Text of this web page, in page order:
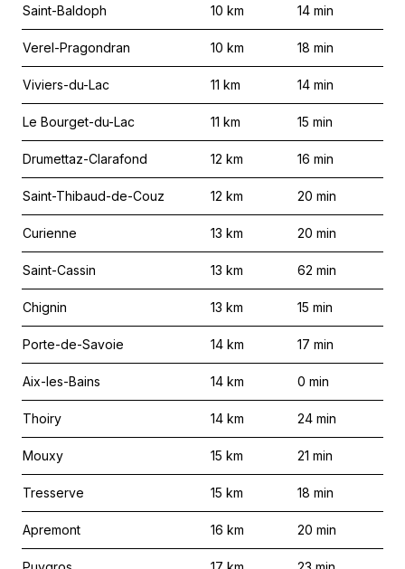
Saint-Baldoph 10 km 14 min
Verel-Pragondran 10 km 18 min
Viviers-du-Lac 11 km 14 min
Le Bourget-du-Lac 11 km 15 min
Drumettaz-Clarafond 12 km 16 min
Saint-Thibaud-de-Couz 12 km 20 min
Curienne 13 km 20 min
Saint-Cassin 13 km 62 min
Chignin 13 km 15 min
Porte-de-Savoie 14 km 17 min
Aix-les-Bains 14 km 0 min
Thoiry 14 km 24 min
Mouxy 15 km 21 min
Tresserve 15 km 18 min
Apremont 16 km 20 min